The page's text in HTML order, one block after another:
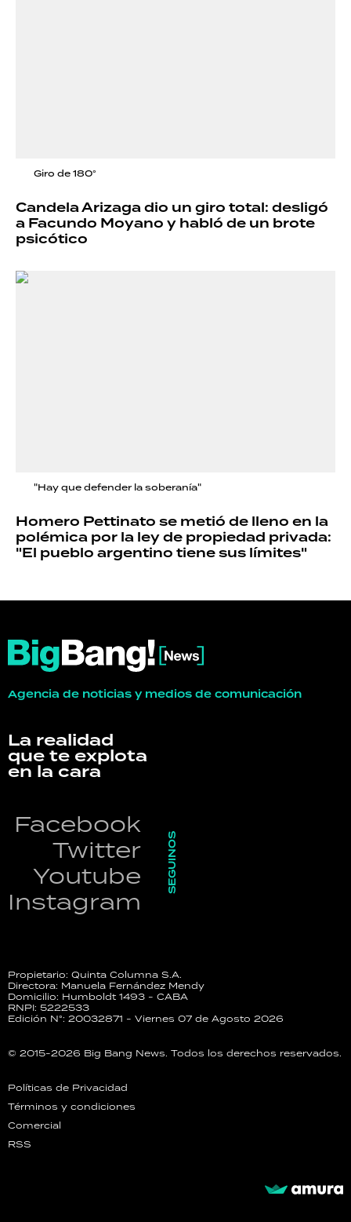
Giro de 180°
Candela Arizaga dio un giro total: desligó
a Facundo Moyano y habló de un brote
psicótico
"Hay que defender la soberanía"
Homero Pettinato se metió de lleno en la
polémica por la ley de propiedad privada:
"El pueblo argentino tiene sus límites"
Agencia de noticias y medios de comunicación
La realidad
que te explota
en la cara
Facebook
Twitter
Youtube
Instagram
SEGUINOS
Propietario: Quinta Columna S.A.
Directora: Manuela Fernández Mendy
Domicilio: Humboldt 1493 - CABA
RNPI: 5222533
Edición N°: 20032871 - Viernes 07 de Agosto 2026
© 2015-2026 Big Bang News. Todos los derechos reservados.
Políticas de Privacidad
Términos y condiciones
Comercial
RSS